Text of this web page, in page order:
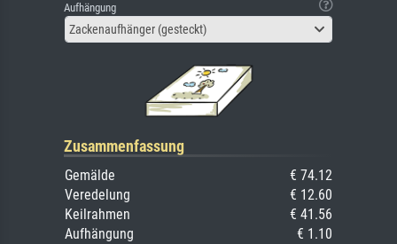
Aufhängung
Zackenaufhänger (gesteckt)
Zusammenfassung
Gemälde
€ 74.12
Veredelung
€ 12.60
Keilrahmen
€ 41.56
Aufhängung
€ 1.10